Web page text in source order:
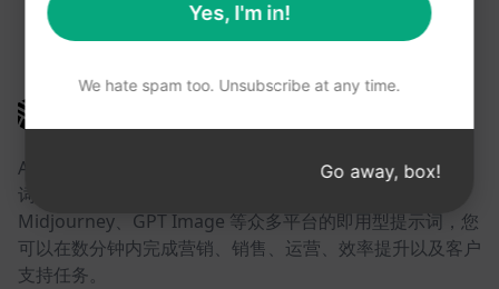
以下链接可能对您有所帮助
AIPRM 是一款提示词管理工具，也是一个社区驱动的提示
词库。借助面向 ChatGPT、Claude、Gemini、
Midjourney、GPT Image 等众多平台的即用型提示词，您
可以在数分钟内完成营销、销售、运营、效率提升以及客户
支持任务。
Yes, I'm in!
We hate spam too. Unsubscribe at any time.
Go away, box!